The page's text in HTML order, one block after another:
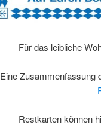
Für das leibliche
Eine Zusammenfassung
Restkarten können